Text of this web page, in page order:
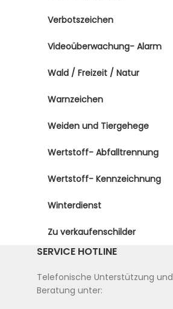
Verbotszeichen
Videoüberwachung- Alarm
Wald / Freizeit / Natur
Warnzeichen
Weiden und Tiergehege
Wertstoff- Abfalltrennung
Wertstoff- Kennzeichnung
Winterdienst
Zu verkaufenschilder
SERVICE HOTLINE
Telefonische Unterstützung und
Beratung unter: